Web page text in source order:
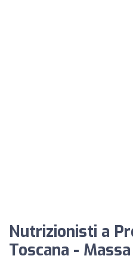
Nutrizionisti a
Toscana -